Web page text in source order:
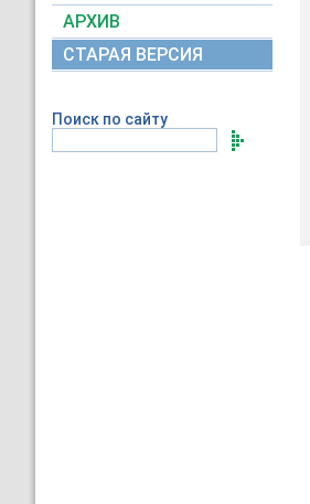
АРХИВ
СТАРАЯ ВЕРСИЯ
Поиск по сайту